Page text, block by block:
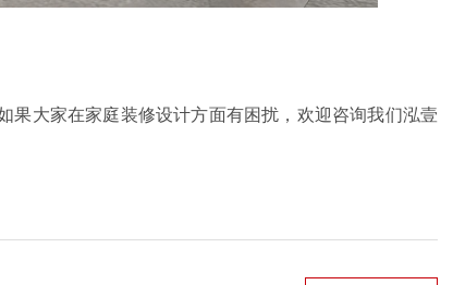
大家在家庭装修设计方面有困扰，欢迎咨询我们泓壹